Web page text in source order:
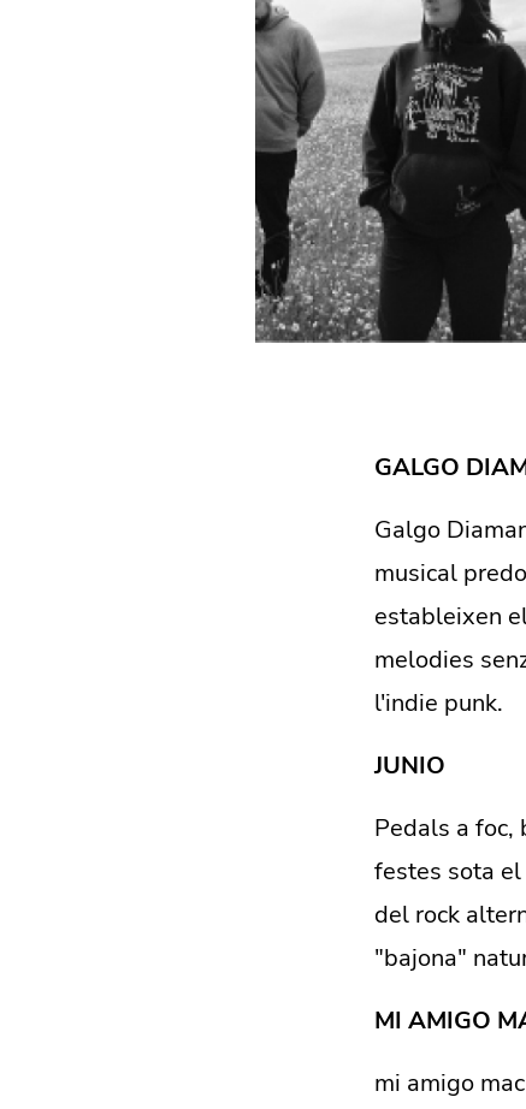
GALGO
Galgo
musical
estableixen
melodies
l'indie punk.
JUNIO
Pedals a foc,
festes sota
del rock
"bajona"
MI AMIGO
mi amigo